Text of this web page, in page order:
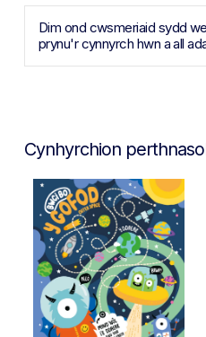
Dim ond cwsmeriaid sydd
prynu'r cynnyrch hwn a all
Cynhyrchion